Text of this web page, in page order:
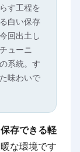
す工程を
白い保存
回出土し
ューニ
系統。す
味わいで
存できる軽
な環境です